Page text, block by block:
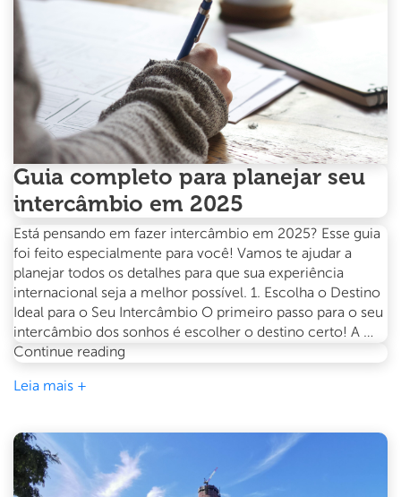
Guia completo para planejar seu
intercâmbio em 2025
Está pensando em fazer intercâmbio em 2025? Esse guia
foi feito especialmente para você! Vamos te ajudar a
planejar todos os detalhes para que sua experiência
internacional seja a melhor possível. 1. Escolha o Destino
Ideal para o Seu Intercâmbio O primeiro passo para o seu
intercâmbio dos sonhos é escolher o destino certo! A …
Continue reading
seu
intercâmbio
em
2025
Leia mais +